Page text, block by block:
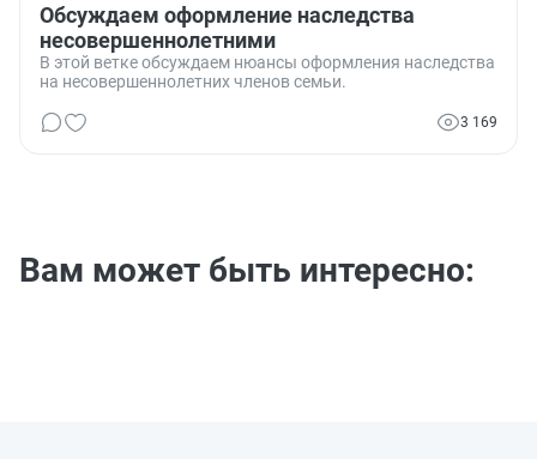
Обсуждаем оформление наследства
несовершеннолетними
В этой ветке обсуждаем нюансы оформления наследства
на несовершеннолетних членов семьи.
3 169
Вам может быть интересно: